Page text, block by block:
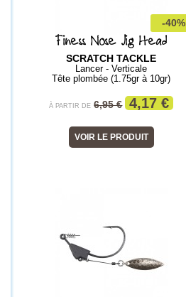
-40%
Finess Nose Jig Head
SCRATCH TACKLE
Lancer - Verticale
Tête plombée (1.75gr à 10gr)
À PARTIR DE 6,95 € 4,17 €
VOIR LE PRODUIT